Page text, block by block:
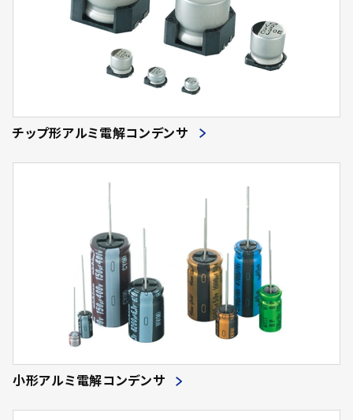
チップ形アルミ電解コンデンサ
小形アルミ電解コンデンサ